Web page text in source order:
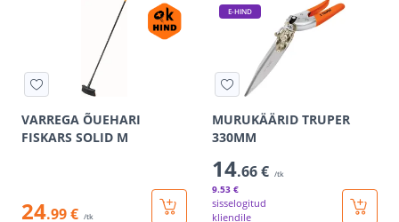
VARREGA ÕUEHARI
FISKARS SOLID M
24.99 € /tk
E-HIND
MURUKÄÄRID TRUPER
330MM
14.66 € /tk
9.53 €
sisselogitud
kliendile